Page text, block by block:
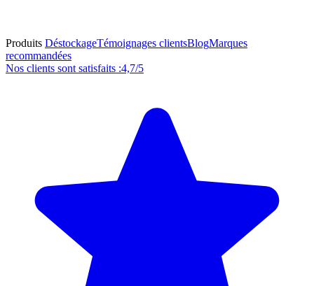
Produits DéstockageTémoignages clientsBlogMarques
recommandées
Nos clients sont satisfaits :4,7/5